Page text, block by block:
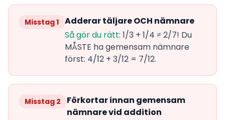
Misstag 1 Adderar täljare OCH nämnare
Så gör du rätt: 1/3 + 1/4 ≠ 2/7! Du
MÅSTE ha gemensam nämnare
först: 4/12 + 3/12 = 7/12.
Misstag 2
Förkortar innan gemensam
nämnare vid addition